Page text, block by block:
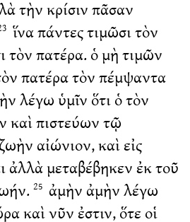
τὴν κρίσιν πᾶσαν
ἵνα πάντες τιμῶσι τὸν
τὸν πατέρα. ὁ μὴ τιμῶν
πατέρα τὸν πέμψαντα
λέγω ὑμῖν ὅτι ὁ τὸν
καὶ πιστεύων τῷ
αἰώνιον, καὶ εἰς
ἀλλὰ μεταβέβηκεν ἐκ τοῦ
25 ἀμὴν ἀμὴν λέγω
καὶ νῦν ἐστιν, ὅτε οἱ